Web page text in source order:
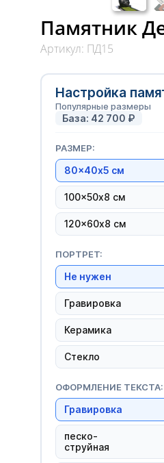
Памятник
Артикул: ПД15
Настройка
Популярные размеры
База: 42 700 ₽
РАЗМЕР:
80×40х5 см
100×50х8 см
120×60х8 см
ПОРТРЕТ:
Не нужен
Гравировка
Керамика
Стекло
ОФОРМЛЕНИЕ ТЕКСТА:
Гравировка
песко-
струйная